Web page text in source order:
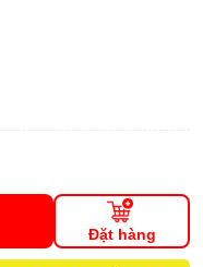
Đặt hàng